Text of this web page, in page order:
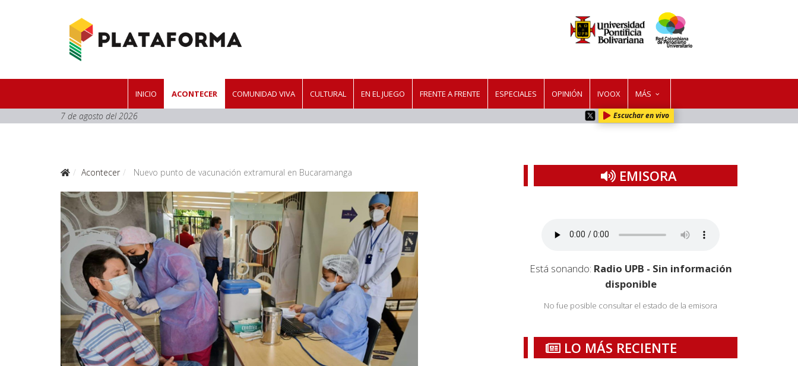
INICIO ACONTECER COMUNIDAD VIVA CULTURAL EN EL JUEGO FRENTE A FRENTE ESPECIALES OPINIÓN IVOOX MÁS
7 de agosto del 2026 Escuchar en vivo
Acontecer Nuevo punto de vacunación extramural en Bucaramanga EMISORA
Está sonando: Radio UPB - Sin información
disponible
No fue posible consultar el estado de la emisora
LO MÁS RECIENTE